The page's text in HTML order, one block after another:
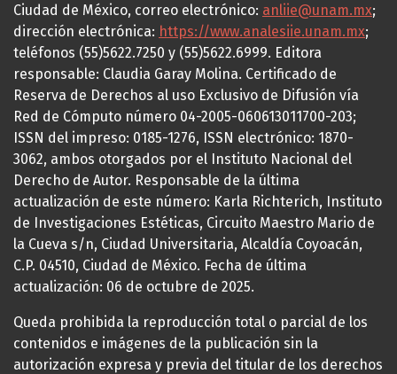
Ciudad de México, correo electrónico: anliie@unam.mx;
dirección electrónica: https://www.analesiie.unam.mx;
teléfonos (55)5622.7250 y (55)5622.6999. Editora
responsable: Claudia Garay Molina. Certificado de
Reserva de Derechos al uso Exclusivo de Difusión vía
Red de Cómputo número 04-2005-060613011700-203;
ISSN del impreso: 0185-1276, ISSN electrónico: 1870-
3062, ambos otorgados por el Instituto Nacional del
Derecho de Autor. Responsable de la última
actualización de este número: Karla Richterich, Instituto
de Investigaciones Estéticas, Circuito Maestro Mario de
la Cueva s/n, Ciudad Universitaria, Alcaldía Coyoacán,
C.P. 04510, Ciudad de México. Fecha de última
actualización: 06 de octubre de 2025.
Queda prohibida la reproducción total o parcial de los
contenidos e imágenes de la publicación sin la
autorización expresa y previa del titular de los derechos